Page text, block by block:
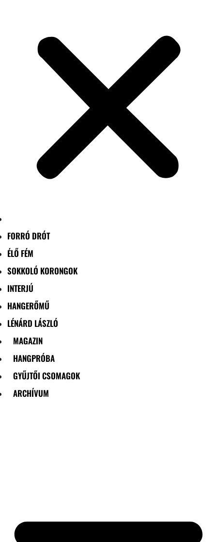
FORRÓ DRÓT
ÉLŐ FÉM
SOKKOLÓ KORONGOK
INTERJÚ
HANGERŐMŰ
LÉNÁRD LÁSZLÓ
MAGAZIN
HANGPRÓBA
GYŰJTŐI CSOMAGOK
ARCHÍVUM